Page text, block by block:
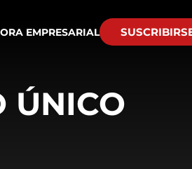
EMPRESARIAL
ÚNICO